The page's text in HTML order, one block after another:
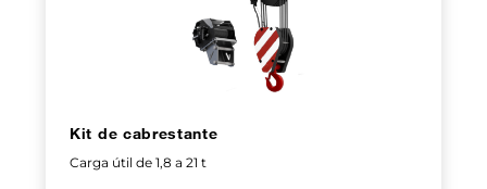
Kit de cabrestante
Carga útil de 1,8 a 21 t